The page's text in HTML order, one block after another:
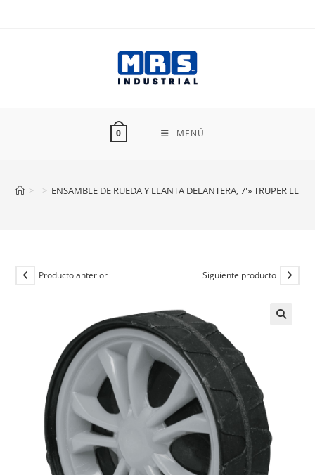
0 MENÚ
> > ENSAMBLE DE RUEDA Y LLANTA DELANTERA, 7′» TRUPER LLP-
Producto anterior Siguiente producto